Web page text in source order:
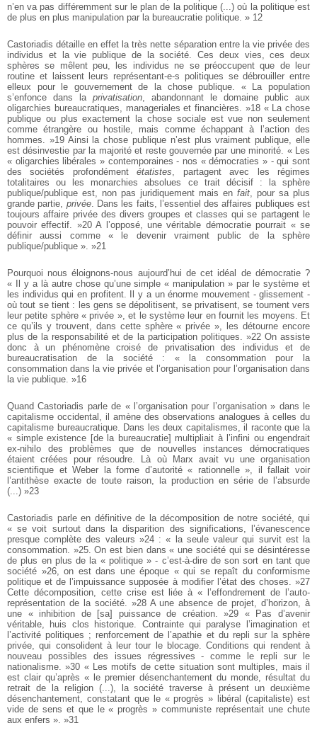
n’en va pas différemment sur le plan de la politique (...) où la politique est
de plus en plus manipulation par la bureaucratie politique. » 12
Castoriadis détaille en effet la très nette séparation entre la vie privée des
individus et la vie publique de la société. Ces deux vies, ces deux
sphères se mêlent peu, les individus ne se préoccupent que de leur
routine et laissent leurs représentant-e-s politiques se débrouiller entre
elleux pour le gouvernement de la chose publique. « La population
s’enfonce dans la privatisation , abandonnant le domaine public aux
oligarchies bureaucratiques, manageriales et financières. »18 « La chose
publique ou plus exactement la chose sociale est vue non seulement
comme étrangère ou hostile, mais comme échappant à l’action des
hommes. »19 Ainsi la chose publique n’est plus vraiment publique, elle
est désinvestie par la majorité et reste gouvernée par une minorité. « Les
« oligarchies libérales » contemporaines - nos « démocraties » - qui sont
des sociétés profondémentétatistes , partagent avec les régimes
totalitaires ou les monarchies absolues ce trait décisif : la sphère
publique/publique est, non pas juridiquement mais en fait , pour sa plus
grande partie, privée. Dans les faits, l’essentiel des affaires publiques est
toujours affaire privée des divers groupes et classes qui se partagent le
pouvoir effectif. »20 A l’opposé, une véritable démocratie pourrait « se
définir aussi comme « le devenir vraiment public de la sphère
publique/publique ». »21
Pourquoi nous éloignons-nous aujourd’hui de cet idéal de démocratie ?
« Il y a là autre chose qu’une simple « manipulation » par le système et
les individus qui en profitent. Il y a un énorme mouvement - glissement -
où tout se tient : les gens se dépolitisent, se privatisent, se tournent vers
leur petite sphère « privée », et le système leur en fournit les moyens. Et
ce qu’ils y trouvent, dans cette sphère « privée », les détourne encore
plus de la responsabilité et de la participation politiques. »22 On assiste
donc à un phénomène croisé de privatisation des individus et de
bureaucratisation de la société : « la consommation pour la
consommation dans la vie privée et l’organisation pour l’organisation dans
la vie publique. »16
Quand Castoriadis parle de « l’organisation pour l’organisation » dans le
capitalisme occidental, il amène des observations analogues à celles du
capitalisme bureaucratique. Dans les deux capitalismes, il raconte que la
« simple existence [de la bureaucratie] multipliait à l’infini ou engendrait
ex-nihilo des problèmes que de nouvelles instances démocratiques
étaient créées pour résoudre. Là où Marx avait vu une organisation
scientifique et Weber la forme d’autorité « rationnelle », il fallait voir
l’antithèse exacte de toute raison, la production en série de l’absurde
(...) »23
Castoriadis parle en définitive de la décomposition de notre société, qui
« se voit surtout dans la disparition des significations, l’évanescence
presque complète des valeurs »24 : « la seule valeur qui survit est la
consommation. »25. On est bien dans « une société qui se désintéresse
de plus en plus de la « politique » - c’est-à-dire de son sort en tant que
société »26, on est dans une époque « qui se repaît du conformisme
politique et de l’impuissance supposée à modifier l’état des choses. »27
Cette décomposition, cette crise est liée à « l’effondrement de l’auto-
représentation de la société. »28 A une absence de projet, d’horizon, à
une « inhibition de [sa] puissance de création. »29 « Pas d’avenir
véritable, huis clos historique. Contrainte qui paralyse l’imagination et
l’activité politiques ; renforcement de l’apathie et du repli sur la sphère
privée, qui consolident à leur tour le blocage. Conditions qui rendent à
nouveau possibles des issues régressives - comme le repli sur le
nationalisme. »30 « Les motifs de cette situation sont multiples, mais il
est clair qu’après « le premier désenchantement du monde, résultat du
retrait de la religion (...), la société traverse à présent un deuxième
désenchantement, constatant que le « progrès » libéral (capitaliste) est
vide de sens et que le « progrès » communiste représentait une chute
aux enfers ». »31